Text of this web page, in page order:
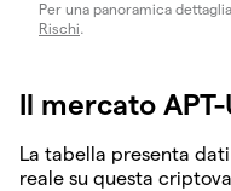
Per una panoramica
Rischi.
Il mercato
La tabella presenta
reale su questa